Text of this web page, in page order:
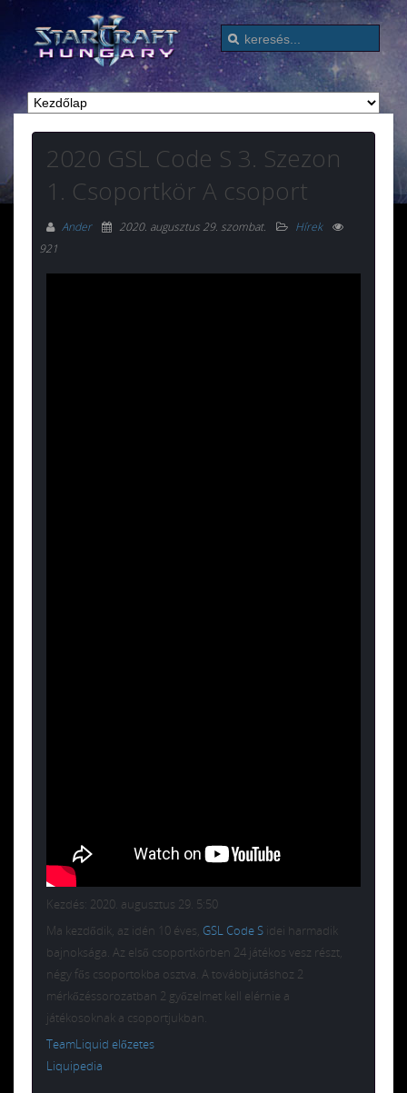
2020 GSL Code S 3. Szezon
1. Csoportkör A csoport
Ander 2020. augusztus 29. szombat.
Hírek
921
Kezdés: 2020. augusztus 29. 5:50
Ma kezdődik, az idén 10 éves, GSL Code S idei harmadik
bajnoksága. Az első csoportkörben 24 játékos vesz részt,
négy fős csoportokba osztva. A továbbjutáshoz 2
mérkőzéssorozatban 2 győzelmet kell elérnie a
játékosoknak a csoportjukban.
TeamLiquid előzetes
Liquipedia